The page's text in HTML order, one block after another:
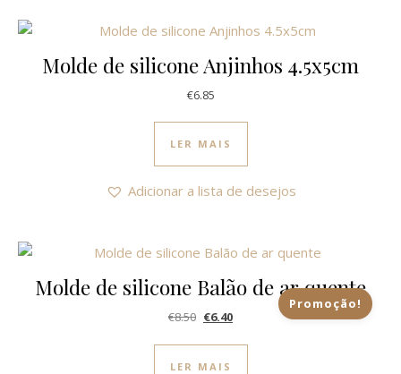
Molde de silicone Anjinhos 4.5x5cm
€6.85
LER MAIS
Adicionar a lista de desejos
Promoção!
Molde de silicone Balão de ar quente
€8.50 O preço original era: €8.50.
€6.40O preço atual é: €6.40.
LER MAIS